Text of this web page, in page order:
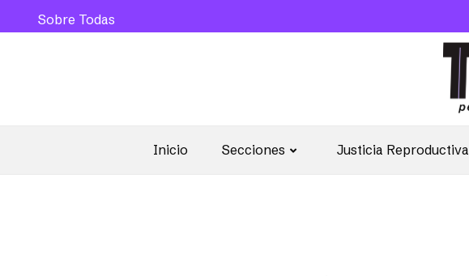
Inicio Secciones Justicia Reproductiva
Sobre Todas